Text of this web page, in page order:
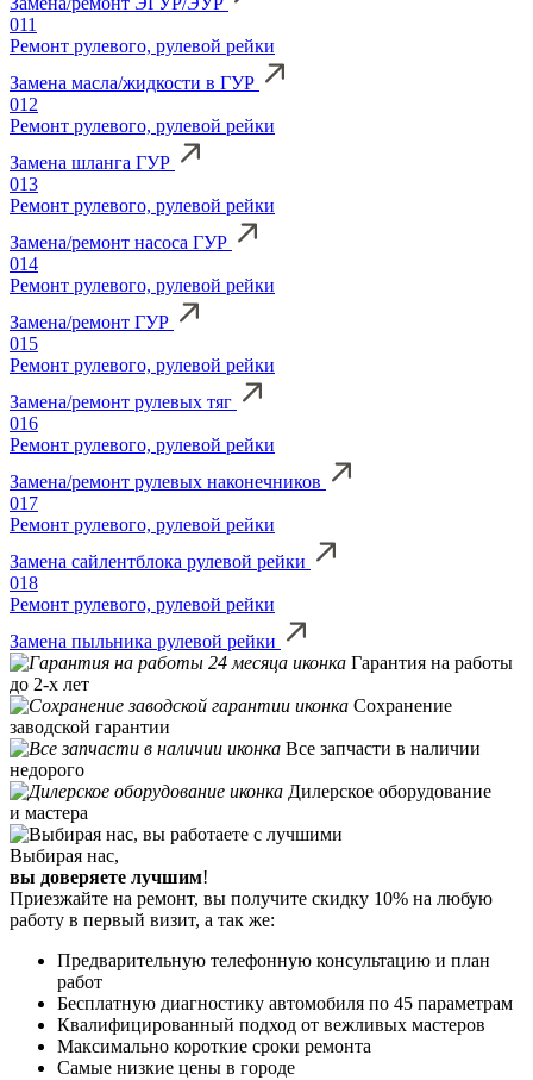
011
Ремонт рулевого, рулевой рейки
Замена масла/жидкости в ГУР
012
Ремонт рулевого, рулевой рейки
Замена шланга ГУР
013
Ремонт рулевого, рулевой рейки
Замена/ремонт насоса ГУР
014
Ремонт рулевого, рулевой рейки
Замена/ремонт ГУР
015
Ремонт рулевого, рулевой рейки
Замена/ремонт рулевых тяг
016
Ремонт рулевого, рулевой рейки
Замена/ремонт рулевых наконечников
017
Ремонт рулевого, рулевой рейки
Замена сайлентблока рулевой рейки
018
Ремонт рулевого, рулевой рейки
Замена пыльника рулевой рейки
Гарантия на работы
до 2-х лет
Сохранение
заводской гарантии
Все запчасти в наличии
недорого
Дилерское оборудование
и мастера
Выбирая нас,
вы доверяете лучшим!
Приезжайте на ремонт, вы получите скидку 10% на любую
работу в первый визит, а так же:
Предварительную телефонную консультацию и план
работ
Бесплатную диагностику автомобиля по 45 параметрам
Квалифицированный подход от вежливых мастеров
Максимально короткие сроки ремонта
Самые низкие цены в городе